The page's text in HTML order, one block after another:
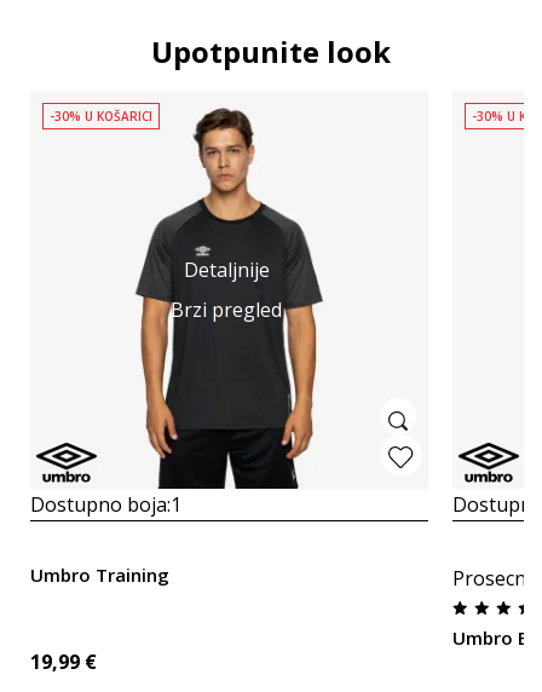
Upotpunite look
Detaljnije
Brzi pregled
-30% U KOŠARICI
Dostupno boja:1
Umbro Training
19,99 €
-30% U
Umbro